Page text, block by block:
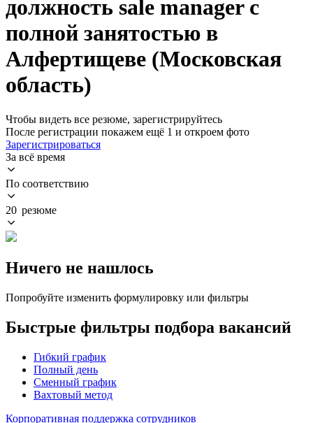
должность sale manager с
полной занятостью в
Алфертищеве (Московская
область)
Чтобы видеть все резюме, зарегистрируйтесь
После регистрации покажем ещё 1 и откроем фото
Зарегистрироваться
За всё время
По соответствию
20 резюме
Ничего не нашлось
Попробуйте изменить формулировку или фильтры
Быстрые фильтры подбора вакансий
Гибкий график
Полный день
Сменный график
Вахтовый метод
Корпоративная поддержка сотрудников